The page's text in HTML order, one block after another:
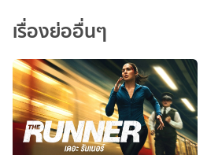
เรื่องย่ออื่นๆ